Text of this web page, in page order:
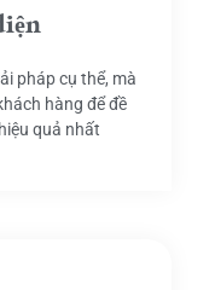
pháp cụ thể, mà
hàng để đề
quả nhất